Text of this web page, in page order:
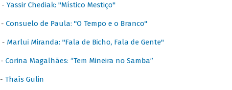
- Yassir Chediak: "Místico Mestiço"
Consuelo de Paula: "O Tempo e o Branco"
- Marlui Miranda: "Fala de Bicho, Fala de Gente"
Corina Magalhães: “Tem Mineira no Samba”
Thaís Gulin